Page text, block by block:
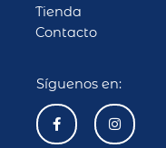
Tienda
Contacto
Síguenos en:
F
a
I
n